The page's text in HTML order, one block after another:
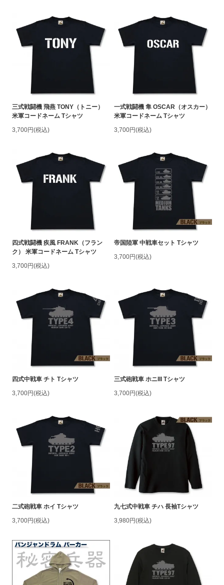
三式戦闘機 飛燕 TONY（トニー）
米軍コードネーム Tシャツ
3,700円(税込)
一式戦闘機 隼 OSCAR（オスカー）
米軍コードネーム Tシャツ
3,700円(税込)
四式戦闘機 疾風 FRANK（フラン
ク） 米軍コードネーム Tシャツ
3,700円(税込)
帝国陸軍 中戦車セット Tシャツ
3,700円(税込)
四式中戦車 チト Tシャツ
3,700円(税込)
三式砲戦車 ホニIII Tシャツ
3,700円(税込)
二式砲戦車 ホイ Tシャツ
3,700円(税込)
九七式中戦車 チハ 長袖Tシャツ
3,980円(税込)